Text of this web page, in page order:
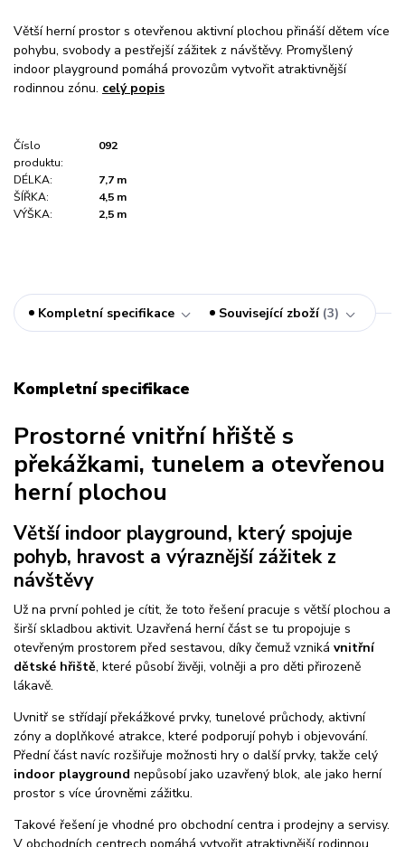
Větší herní prostor s otevřenou aktivní plochou přináší dětem více
pohybu, svobody a pestřejší zážitek z návštěvy. Promyšlený
indoor playground pomáhá provozům vytvořit atraktivnější
rodinnou zónu. celý popis
Číslo
produktu:
092
DÉLKA:
7,7 m
ŠÍŘKA:
4,5 m
VÝŠKA:
2,5 m
Kompletní specifikace Související zboží 3
Kompletní specifikace
Prostorné vnitřní hřiště s
překážkami, tunelem a otevřenou
herní plochou
Větší indoor playground, který spojuje
pohyb, hravost a výraznější zážitek z
návštěvy
Už na první pohled je cítit, že toto řešení pracuje s větší plochou a
širší skladbou aktivit. Uzavřená herní část se tu propojuje s
otevřeným prostorem před sestavou, díky čemuž vzniká vnitřní
dětské hřiště, které působí živěji, volněji a pro děti přirozeně
lákavě.
Uvnitř se střídají překážkové prvky, tunelové průchody, aktivní
zóny a doplňkové atrakce, které podporují pohyb i objevování.
Přední část navíc rozšiřuje možnosti hry o další prvky, takže celý
indoor playground nepůsobí jako uzavřený blok, ale jako herní
prostor s více úrovněmi zážitku.
Takové řešení je vhodné pro obchodní centra i prodejny a servisy.